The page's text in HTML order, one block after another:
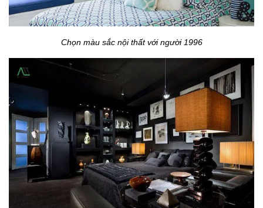
Chọn màu sắc nội thất với người 1996